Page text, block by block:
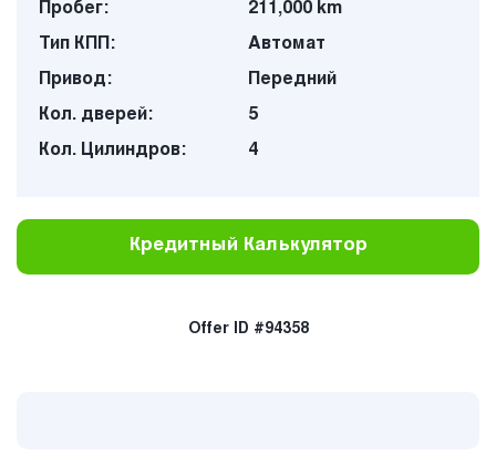
Пробег:
211,000 km
Тип КПП:
Автомат
Привод:
Передний
Кол. дверей:
5
Кол. Цилиндров:
4
Кредитный Калькулятор
Offer ID #94358